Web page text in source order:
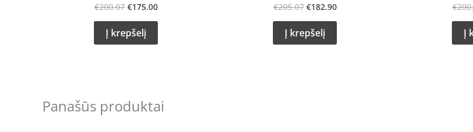
€200.07 €175.00
Į krepšelį
€205.07 €182.90
Į krepšelį
€
Į
Panašūs produktai